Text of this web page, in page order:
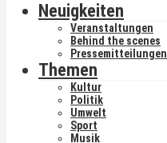
Neuigkeiten
Veranstaltungen
Behind the scenes
Pressemitteilungen
Themen
Kultur
Politik
Umwelt
Sport
Musik